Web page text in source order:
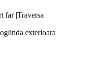
far |Traversa
exterioara